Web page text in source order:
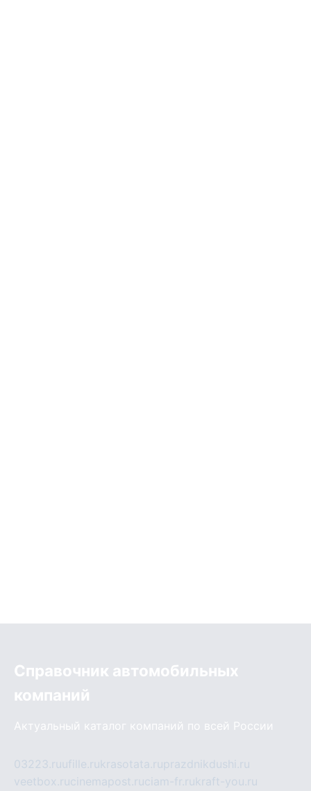
Справочник автомобильных
компаний
Актуальный каталог компаний по всей России
03223.ruufille.rukrasotata.ruprazdnikdushi.ru
veetbox.rucinemapost.ruciam-fr.rukraft-you.ru